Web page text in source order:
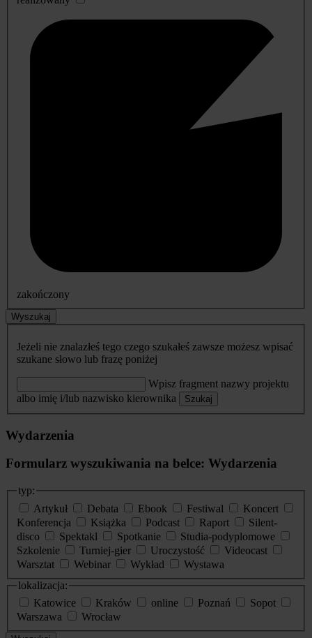
zakończony
Wyszukaj
Jeżeli nie znalazłeś tego czego szukałeś zawsze możesz wpisać
szukane słowo lub frazę poniżej
Wpisz fragment nazwy projektu
albo imię i/lub nazwisko kierownika
Szukaj
Wydarzenia
Formularz wyszukiwania na belce: Wydarzenia
typ:
Artykuł
Debata Ebook Festiwal
Koncert
Konferencja
Książka Podcast Raport
Silent-
disco
Spektakl Spotkanie
Studia-podyplomowe
Szkolenie
Turniej-gier Uroczystość
Videocast
Warsztat
Webinar Wykład
Wystawa
lokalizacja:
Katowice
Kraków online Poznań
Sopot
Warszawa
Wrocław